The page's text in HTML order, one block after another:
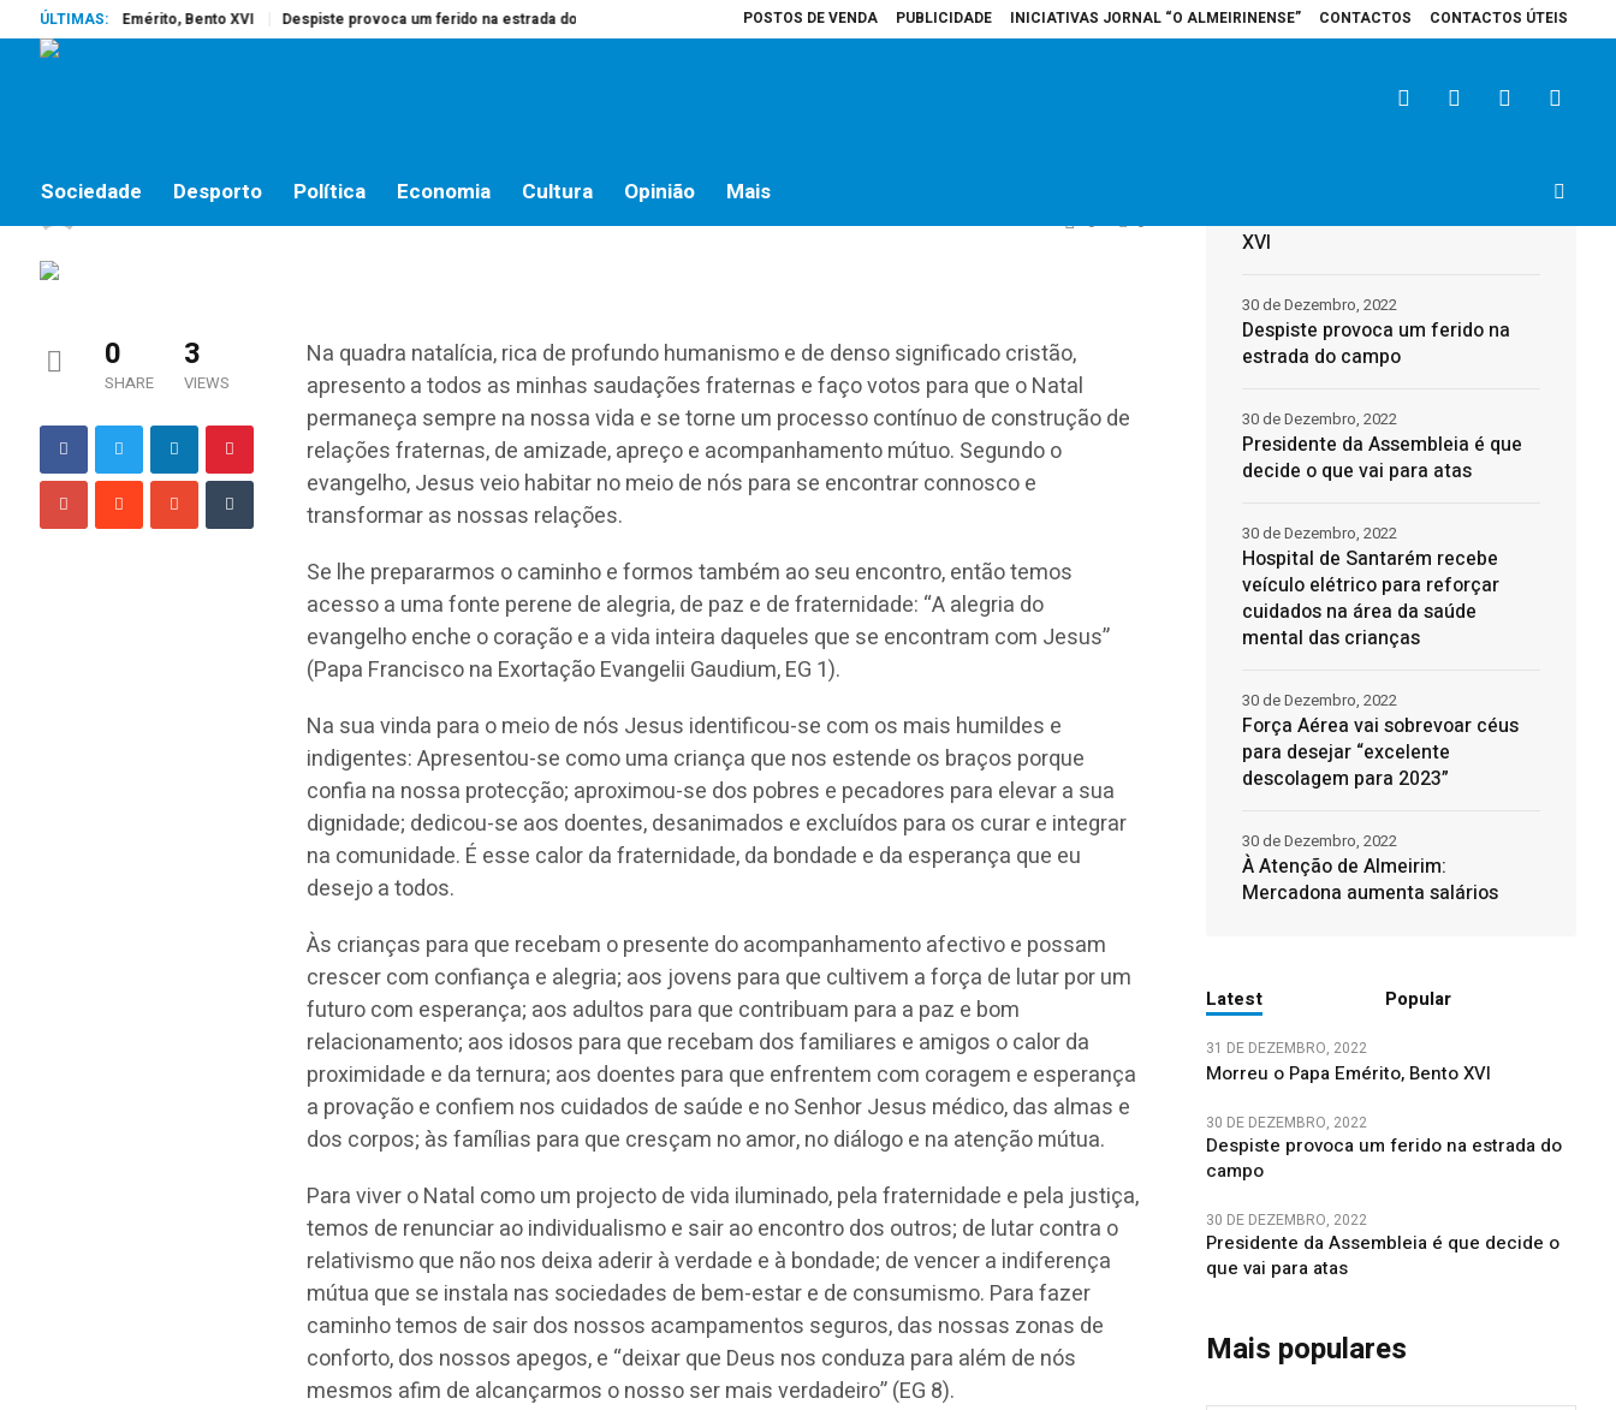
POSTOS DE VENDA PUBLICIDADE INICIATIVAS JORNAL “O ALMEIRINENSE” CONTACTOS CONTACTOS ÚTEIS
ÚLTIMAS:
o Papa Emérito, Bento XVI Despiste provoca um ferido na estrada do campo Presidente da Assembleia é que decide o que vai para atas Hospital de Santarém recebe veículo elétrico para reforçar cuidados na área
Sociedade Desporto Política Economia Cultura Opinião Mais
3 0
0
SHARE
3
VIEWS
Na quadra natalícia, rica de profundo humanismo e de denso significado cristão,
apresento a todos as minhas saudações fraternas e faço votos para que o Natal
permaneça sempre na nossa vida e se torne um processo contínuo de construção de
relações fraternas, de amizade, apreço e acompanhamento mútuo. Segundo o
evangelho, Jesus veio habitar no meio de nós para se encontrar connosco e
transformar as nossas relações.
Se lhe prepararmos o caminho e formos também ao seu encontro, então temos
acesso a uma fonte perene de alegria, de paz e de fraternidade: “A alegria do
evangelho enche o coração e a vida inteira daqueles que se encontram com Jesus”
(Papa Francisco na Exortação Evangelii Gaudium, EG 1).
Na sua vinda para o meio de nós Jesus identificou-se com os mais humildes e
indigentes: Apresentou-se como uma criança que nos estende os braços porque
confia na nossa protecção; aproximou-se dos pobres e pecadores para elevar a sua
dignidade; dedicou-se aos doentes, desanimados e excluídos para os curar e integrar
na comunidade. É esse calor da fraternidade, da bondade e da esperança que eu
desejo a todos.
Às crianças para que recebam o presente do acompanhamento afectivo e possam
crescer com confiança e alegria; aos jovens para que cultivem a força de lutar por um
futuro com esperança; aos adultos para que contribuam para a paz e bom
relacionamento; aos idosos para que recebam dos familiares e amigos o calor da
proximidade e da ternura; aos doentes para que enfrentem com coragem e esperança
a provação e confiem nos cuidados de saúde e no Senhor Jesus médico, das almas e
dos corpos; às famílias para que cresçam no amor, no diálogo e na atenção mútua.
Para viver o Natal como um projecto de vida iluminado, pela fraternidade e pela justiça,
temos de renunciar ao individualismo e sair ao encontro dos outros; de lutar contra o
relativismo que não nos deixa aderir à verdade e à bondade; de vencer a indiferença
mútua que se instala nas sociedades de bem-estar e de consumismo. Para fazer
caminho temos de sair dos nossos acampamentos seguros, das nossas zonas de
conforto, dos nossos apegos, e “deixar que Deus nos conduza para além de nós
mesmos afim de alcançarmos o nosso ser mais verdadeiro” (EG 8).
XVI
Despiste provoca um ferido na
estrada do campo
30 de Dezembro, 2022
Presidente da Assembleia é que
decide o que vai para atas
30 de Dezembro, 2022
Hospital de Santarém recebe
veículo elétrico para reforçar
cuidados na área da saúde
mental das crianças
30 de Dezembro, 2022
Força Aérea vai sobrevoar céus
para desejar “excelente
descolagem para 2023”
30 de Dezembro, 2022
À Atenção de Almeirim:
Mercadona aumenta salários
30 de Dezembro, 2022
Latest Popular
31 DE DEZEMBRO, 2022
Morreu o Papa Emérito, Bento XVI
30 DE DEZEMBRO, 2022
Despiste provoca um ferido na estrada do
campo
30 DE DEZEMBRO, 2022
Presidente da Assembleia é que decide o
que vai para atas
Mais populares